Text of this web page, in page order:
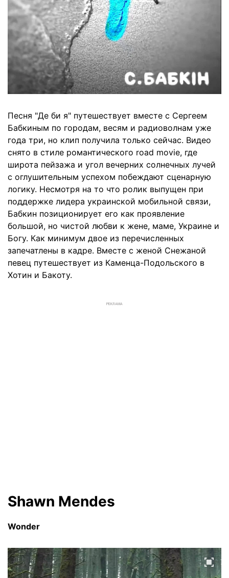
Песня "Де би я" путешествует вместе с Сергеем
Бабкиным по городам, весям и радиоволнам уже
года три, но клип получила только сейчас. Видео
снято в стиле романтического road movie, где
широта пейзажа и угол вечерних солнечных лучей
с оглушительным успехом побеждают сценарную
логику. Несмотря на то что ролик выпущен при
поддержке лидера украинской мобильной связи,
Бабкин позиционирует его как проявление
большой, но чистой любви к жене, маме, Украине и
Богу. Как минимум двое из перечисленных
запечатлены в кадре. Вместе с женой Снежаной
певец путешествует из Каменца-Подольского в
Хотин и Бакоту.
РЕКЛАМА
Shawn Mendes
Wonder